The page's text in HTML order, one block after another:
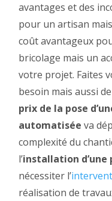
avantages et des
pour un artisan
coût avantageux
bricolage mais un
votre projet. Faites
besoin mais aussi
prix de la pose
automatisée va
complexité du
l’installation
nécessiter l’
réalisation de